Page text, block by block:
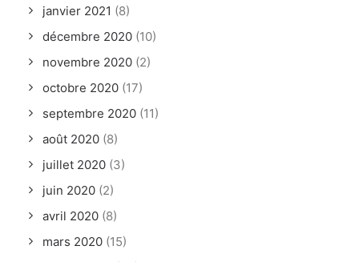
janvier 2021 (8)
décembre 2020 (10)
novembre 2020 (2)
octobre 2020 (17)
septembre 2020 (11)
août 2020 (8)
juillet 2020 (3)
juin 2020 (2)
avril 2020 (8)
mars 2020 (15)